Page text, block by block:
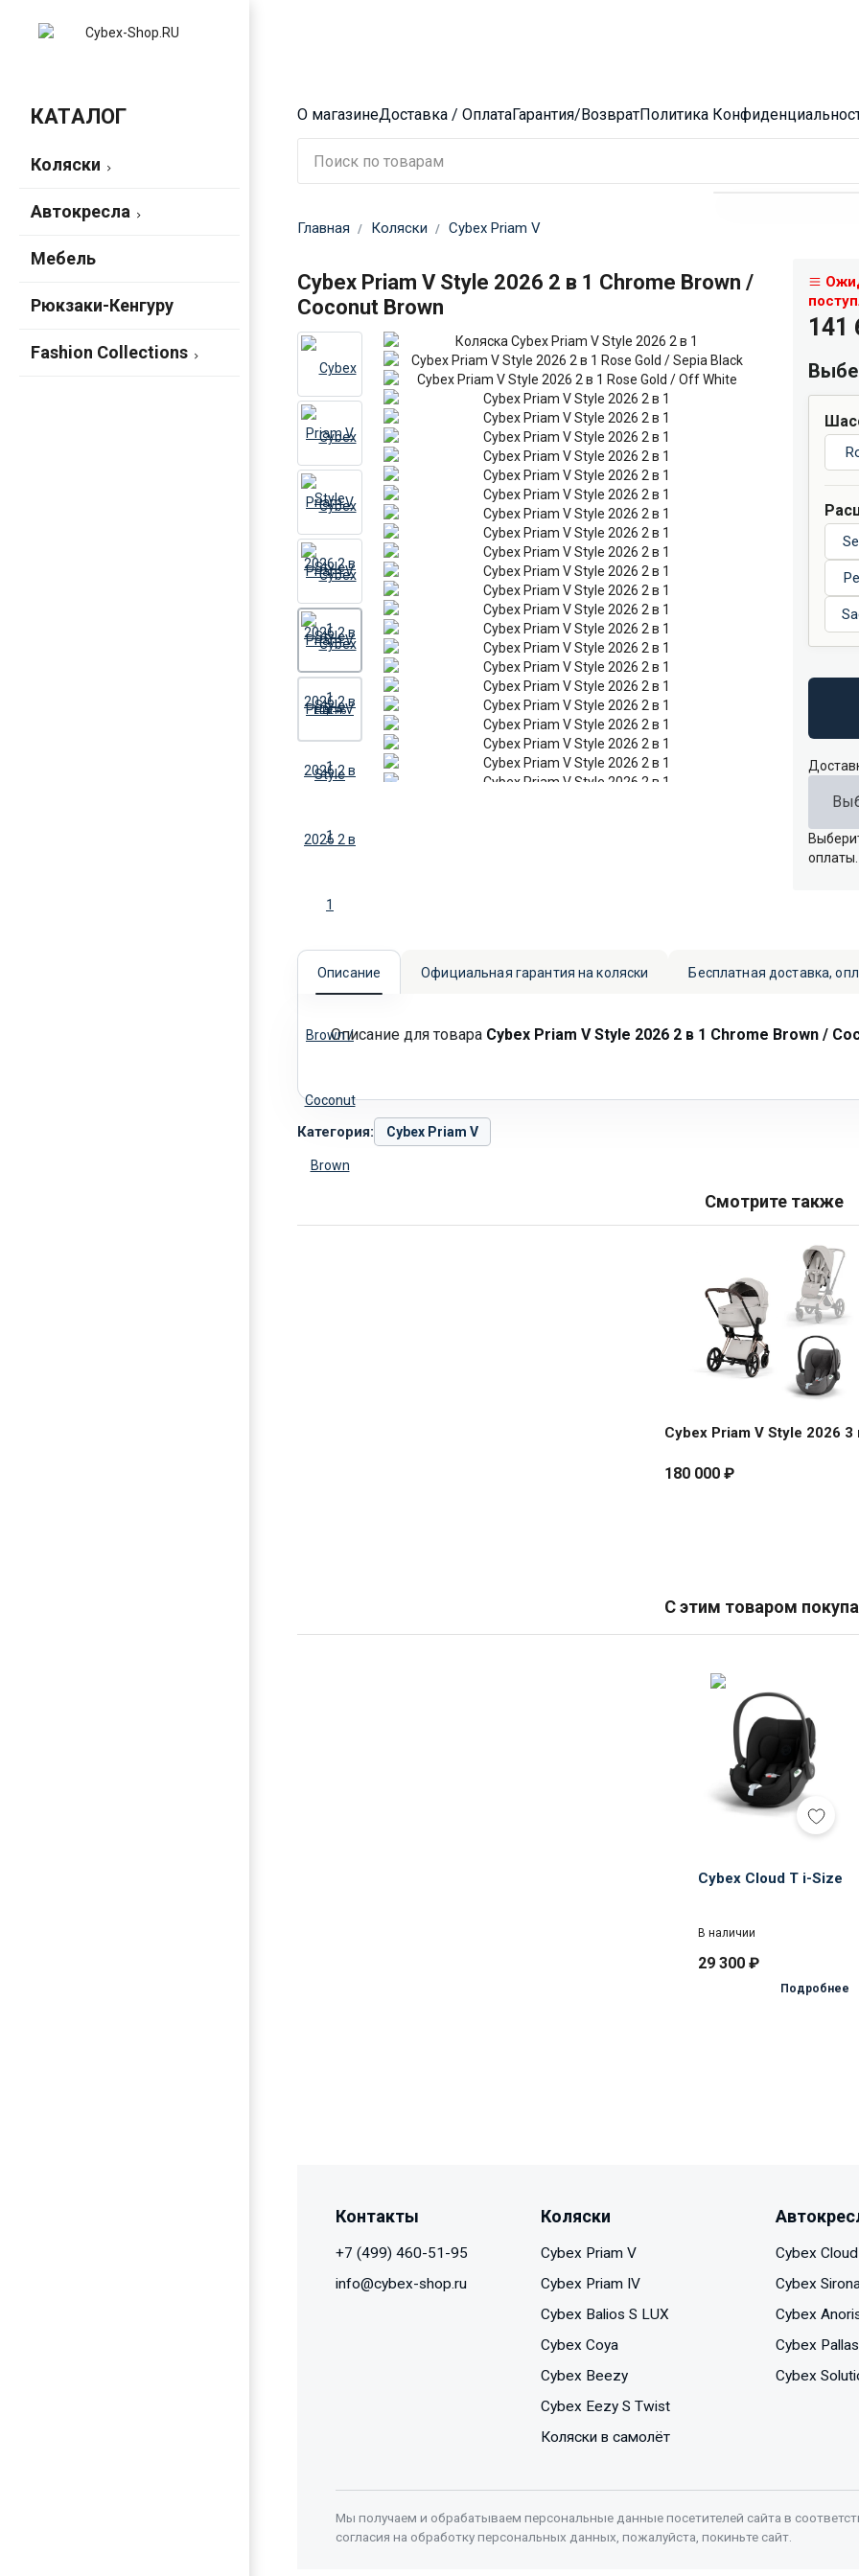
О магазинеДоставка / ОплатаГарантия/ВозвратПолитика
КАТАЛОГ
Коляски
Автокресла
Мебель
Рюкзаки-Кенгуру
Fashion Collections
Главная Коляски Cybex Priam V
Cybex Priam V Style 2026 2 в 1 Chrome Brown /
Coconut Brown
ЕЩЕ +6
141
оплаты.
Описание Официальная гарантия на коляски Бесплатная доставка,
Описание для товара Cybex Priam V Style 2026 2 в 1 Chrome Brown /
Категория: Cybex Priam V
Смотрите также
Cybex Priam V Style 2026 3
180 000 ₽
С этим товаром
T
i-
Cybex Cloud T i-Size
В наличии
29 300 ₽
Подробнее
Контакты
+7 (499) 460-51-95
info@cybex-shop.ru
Коляски
Cybex Priam V
Cybex Priam IV
Cybex Balios S LUX
Cybex Coya
Cybex Beezy
Cybex Eezy S Twist
Коляски в самолёт
Cybex Cloud
Cybex
Cybex
Cybex Pallas
Cybex
Мы получаем и обрабатываем персональные данные посетителей сайта в
согласия на обработку персональных данных, пожалуйста, покиньте сайт.